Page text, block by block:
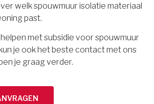
welk spouwmuur isolatie materiaal
past.
met subsidie voor spouwmuur
je ook het beste contact met ons
je graag verder.